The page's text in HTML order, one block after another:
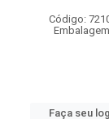
Código:
Faça seu